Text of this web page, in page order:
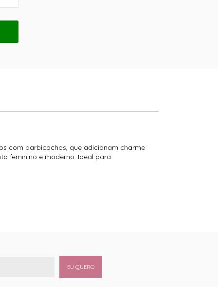
com barbicachos, que adicionam charme
feminino e moderno. Ideal para
EU QUERO